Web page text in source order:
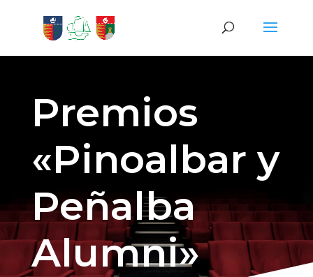
Premios
«Pinoalbar y
Peñalba
Alumni»